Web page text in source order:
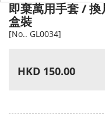
即棄萬用手套 /
盒裝
[No.. GL0034]
HKD 150.00